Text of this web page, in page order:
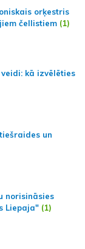
orķestris
čellistiem (1)
kā izvēlēties
un
norisināsies
Liepaja" (1)